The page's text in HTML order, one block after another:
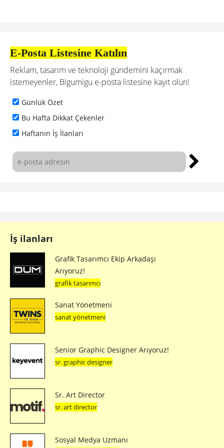
E-Posta Listesine Katılın
Reklam, tasarım ve teknoloji gündemini kaçırmak
istemeyenler, Bigumigu e-posta listesine kayıt olun!
Günlük Özet
Bu Hafta Dikkat Çekenler
Haftanın İş İlanları
İş ilanları
Grafik Tasarımcı Ekip Arkadaşı
Arıyoruz!
grafik tasarımcı
Sanat Yönetmeni
sanat yönetmeni
Senior Graphic Designer Arıyoruz!
sr. graphic designer
Sr. Art Director
sr. art director
Sosyal Medya Uzmanı